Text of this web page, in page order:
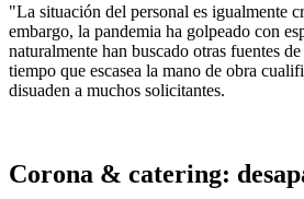
"La situación del personal es igualmente
embargo, la pandemia ha golpeado con
naturalmente han buscado otras fuentes
tiempo que escasea la mano de obra
disuaden a muchos solicitantes.
Corona & catering: